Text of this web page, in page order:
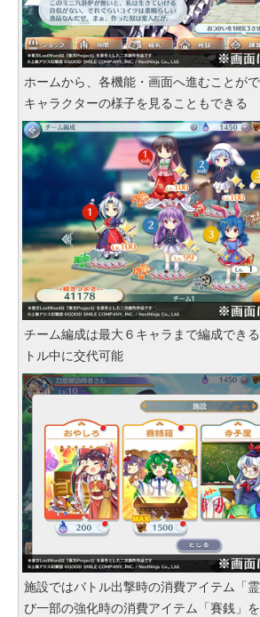
ホームから、各機能・画面へ進むことが
キャラクターの様子を見ることもできる
チーム編成は最大６キャラまで編成でき
トル中に交代可能
施設ではバトル出撃時の消費アイテム「
び一部の強化時の消費アイテム「賽銭」